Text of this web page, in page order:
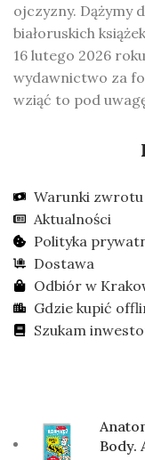
ojczyzny. Dążymy
białoruskich
16 lutego 2026
wydawnictwo za
wziąć to pod
Warunki zwrotu
Aktualności
Polityka
Dostawa
Odbiór w
Gdzie kupić
Szukam
Body.